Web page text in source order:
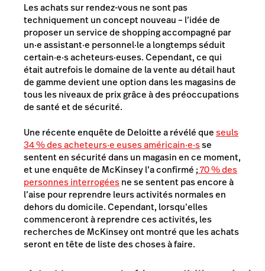
Les achats sur rendez-vous ne sont pas
techniquement un concept nouveau – l’idée de
proposer un service de shopping accompagné par
un·e assistant·e personnel·le a longtemps séduit
certain·e·s acheteurs·euses. Cependant, ce qui
était autrefois le domaine de la vente au détail haut
de gamme devient une option dans les magasins de
tous les niveaux de prix grâce à des préoccupations
de santé et de sécurité.
Une récente enquête de Deloitte a révélé queseuls
34 % des acheteurs·e euses américain·e·sse
sentent en sécurité dans un magasin en ce moment,
et une enquête de McKinsey l’a confirmé ;70 % des
personnes interrogéesne se sentent pas encore à
l’aise pour reprendre leurs activités normales en
dehors du domicile. Cependant, lorsqu’elles
commenceront à reprendre ces activités, les
recherches de McKinsey ont montré que les achats
seront en tête de liste des choses à faire.